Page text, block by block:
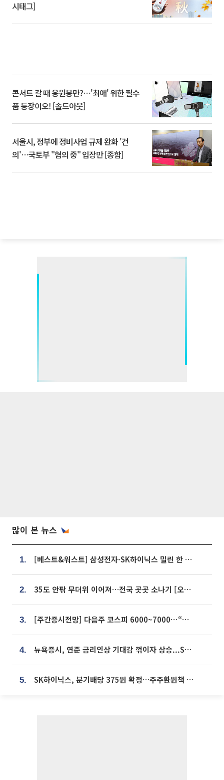
시태그]
콘서트 갈 때 응원봉만?⋯'최애' 위한 필수
품 등장이오! [솔드아웃]
서울시, 정부에 정비사업 규제 완화 '건
의'⋯국토부 "협의 중" 입장만 [종합]
많이 본 뉴스
1. [베스트&워스트] 삼성전자·SK하이닉스 밀린 한 주…상상인증권은 85% 급등
2. 35도 안팎 무더위 이어져…전국 곳곳 소나기 [오늘 날씨]
3. [주간증시전망] 다음주 코스피 6000~7000⋯“外人 수급은 정책이 변수”
4. 뉴욕증시, 연준 금리인상 기대감 꺾이자 상승...S&P500 사상 최고치 [종합]
5. SK하이닉스, 분기배당 375원 확정…주주환원책 9월로 앞당겨 발표